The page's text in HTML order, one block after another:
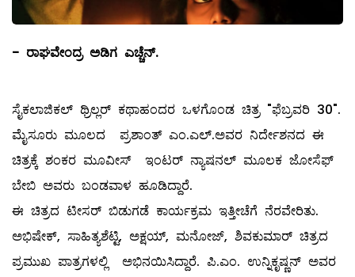
- ರಾಘವೇಂದ್ರ ಅಡಿಗ ಎಚ್ಚೆನ್.
ಸೈಕಲಾಜಿಕಲ್ ಥ್ರಿಲ್ಲರ್ ಕಥಾಹಂದರ ಒಳಗೊಂಡ ಚಿತ್ರ "ಫೆಬ್ರವರಿ 30".
ಮೈಸೂರು ಮೂಲದ ಪ್ರಶಾಂತ್ ಎಂ.ಎಲ್.ಅವರ ನಿರ್ದೇಶನದ ಈ
ಚಿತ್ರಕ್ಕೆ ಶಂಕರ ಮೂವೀಸ್ ಇಂಟರ್ ನ್ಯಾಷನಲ್ ಮೂಲಕ ಜೋಸೆಫ್
ಬೇಬಿ ಅವರು ಬಂಡವಾಳ ಹೂಡಿದ್ದಾರೆ.
ಈ ಚಿತ್ರದ ಟೀಸರ್ ಬಿಡುಗಡೆ ಕಾರ್ಯಕ್ರಮ ಇತ್ತೀಚೆಗೆ ನೆರವೇರಿತು.
ಅಭಿಷೇಕ್, ಸಾಹಿತ್ಯಶೆಟ್ಟಿ, ಅಕ್ಷಯ್, ಮನೋಜ್, ಶಿವಕುಮಾರ್ ಚಿತ್ರದ
ಪ್ರಮುಖ ಪಾತ್ರಗಳಲ್ಲಿ ಅಭಿನಯಿಸಿದ್ದಾರೆ. ಪಿ.ಎಂ. ಉನ್ನಿಕೃಷ್ಣನ್ ಅವರ